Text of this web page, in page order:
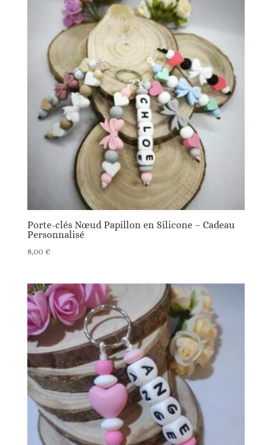
Porte-clés Nœud Papillon en Silicone – Cadeau
Personnalisé
8,00 €